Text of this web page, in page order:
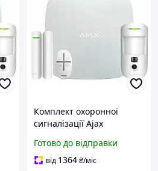
Комплект охоронної
сигналізації Ajax
Готово до відправки
від 1364₴/міс